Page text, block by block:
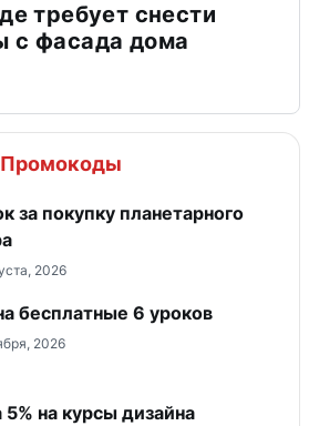
требует снести
с фасада дома
Промокоды
за покупку планетарного
2026
бесплатные 6 уроков
2026
на курсы дизайна